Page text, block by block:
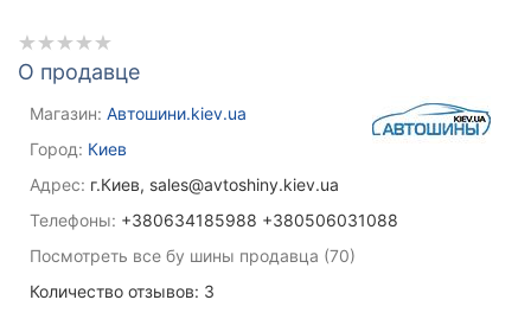
О продавце
Магазин: Автошини.kiev.ua
Город: Киев
Адрес: г.Киев, sales@avtoshiny.kiev.ua
Телефоны: +380634185988 +380506031088
Посмотреть все бу шины продавца (70)
Количество отзывов: 3